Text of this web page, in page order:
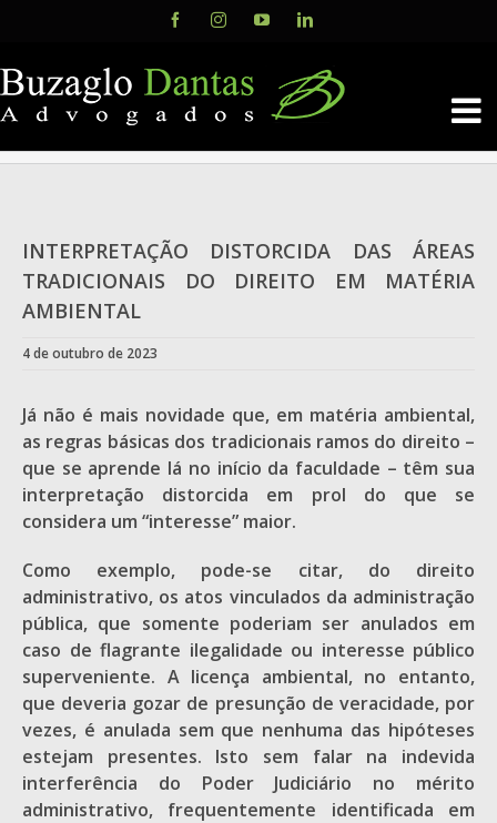
content
FacebookInstagramYouTubeLinkedIn
INTERPRETAÇÃO DISTORCIDA DAS ÁREAS
TRADICIONAIS DO DIREITO EM MATÉRIA
AMBIENTAL
4 de outubro de 2023
Já não é mais novidade que, em matéria ambiental,
as regras básicas dos tradicionais ramos do direito –
que se aprende lá no início da faculdade – têm sua
interpretação distorcida em prol do que se
considera um “interesse” maior.
Como exemplo, pode-se citar, do direito
administrativo, os atos vinculados da administração
pública, que somente poderiam ser anulados em
caso de flagrante ilegalidade ou interesse público
superveniente. A licença ambiental, no entanto,
que deveria gozar de presunção de veracidade, por
vezes, é anulada sem que nenhuma das hipóteses
estejam presentes. Isto sem falar na indevida
interferência do Poder Judiciário no mérito
administrativo, frequentemente identificada em